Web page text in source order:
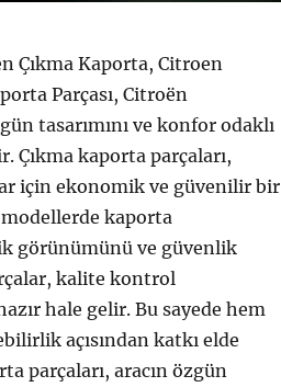
Çıkma Kaporta, Citroen
Parçası, Citroën
tasarımını ve konfor odaklı
Çıkma kaporta parçaları,
için ekonomik ve güvenilir bir
kaporta
görünümünü ve güvenlik
kalite kontrol
hale gelir. Bu sayede hem
açısından katkı elde
parçaları, aracın özgün